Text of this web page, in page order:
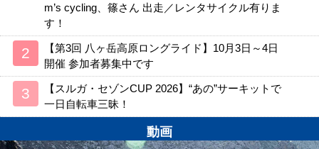
m’s cycling、篠さん 出走／レンタサイクル有りま
す！
【第3回 八ヶ岳高原ロングライド】10月3日～4日
開催 参加者募集中です
【スルガ・セゾンCUP 2026】“あの”サーキットで
一日自転車三昧！
動画